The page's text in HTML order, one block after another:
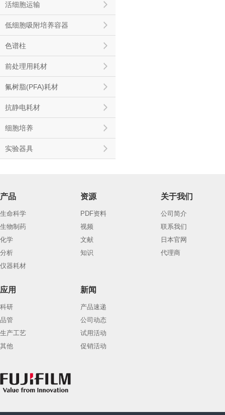
活细胞运输
低细胞吸附培养容器
色谱柱
前处理用耗材
氟树脂(PFA)耗材
抗静电耗材
细胞培养
实验器具
产品
生命科学
生物制药
化学
分析
仪器耗材
资源
PDF资料
视频
文献
知识
关于我们
公司简介
联系我们
日本官网
代理商
应用
科研
品管
生产工艺
其他
新闻
产品速递
公司动态
试用活动
促销活动